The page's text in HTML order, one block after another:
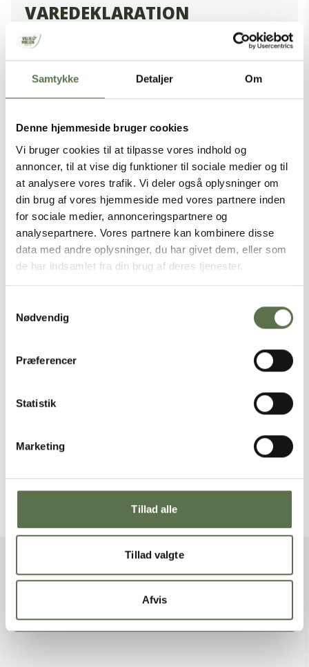
Samtykke Detaljer Om
Denne hjemmeside bruger cookies
Vi bruger cookies til at tilpasse vores indhold og
annoncer, til at vise dig funktioner til sociale medier og til
at analysere vores trafik. Vi deler også oplysninger om
din brug af vores hjemmeside med vores partnere inden
for sociale medier, annonceringspartnere og
analysepartnere. Vores partnere kan kombinere disse
data med andre oplysninger, du har givet dem, eller som
de har indsamlet fra din brug af deres tjenester.
Nødvendig
Præferencer
Statistik
Marketing
Tillad alle
Tillad valgte
Afvis
VAREDEKLARATION
INGREDIENSER
HVEDEMEL, Invertsukker, Honning, Honningkage
krydderi, Hjortetaksalt, ÆG, Vand
Dansk Elephant
Hvedemel NaturAks
ANDRE GODE OPSKRIFTER
Se alle opskrifter